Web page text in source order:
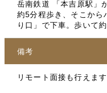
岳南鉄道 「本吉原駅」
約5分程歩き、そこから
り口」で下車。歩いて
備考
リモート面接も行えます